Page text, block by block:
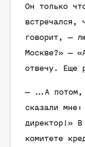
Он только
встречался,
говорит, —
Москве?» —
отвечу. Еще
— …А потом,
сказали
директор!»
комитете